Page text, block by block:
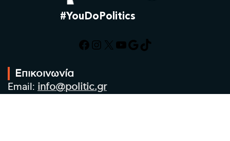
#YouDoPolitics
Facebook
Instagram
X YouTube
Google
TikTok
Επικοινωνία
Email: info@politic.gr